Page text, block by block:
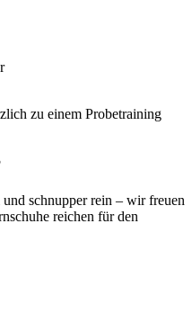
zu einem Probetraining
schnupper rein – wir freuen
reichen für den